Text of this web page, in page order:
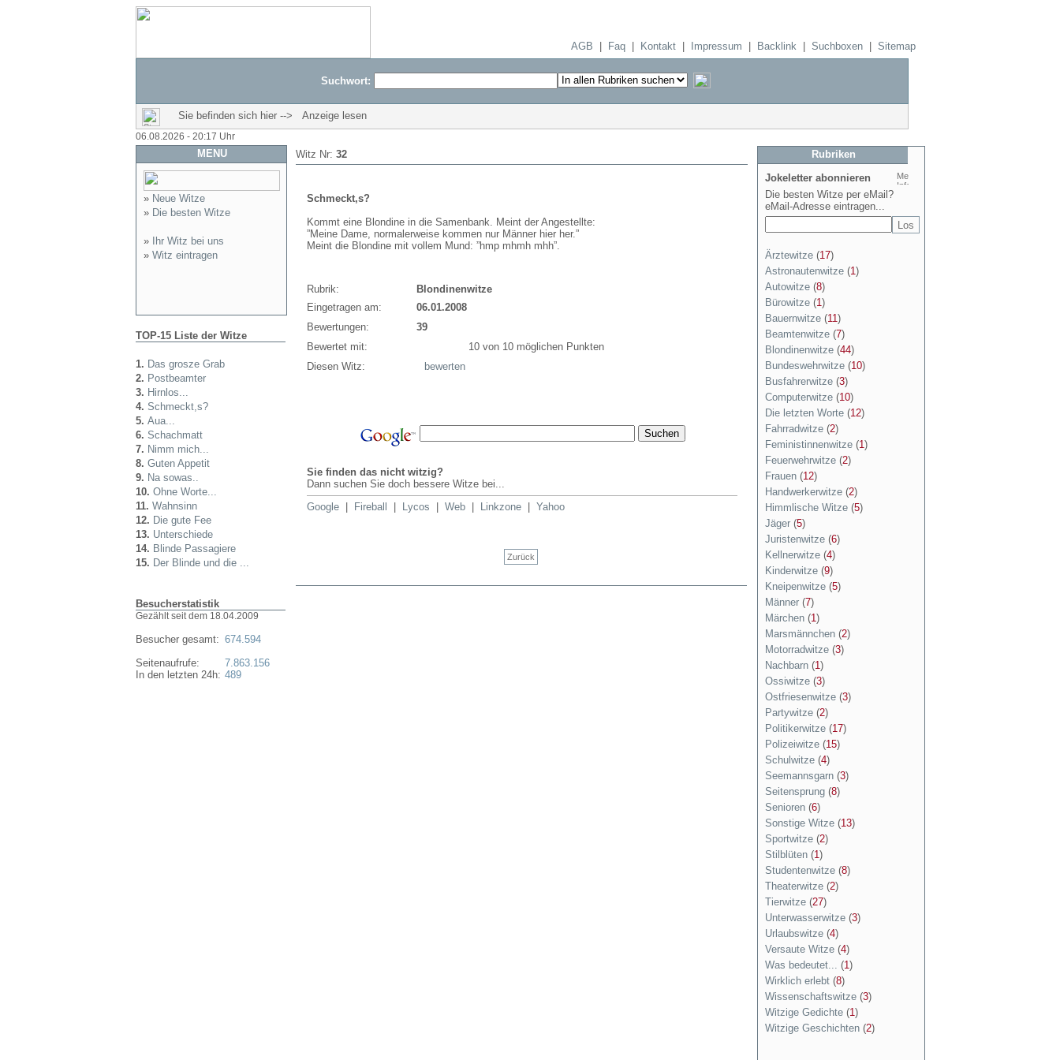
AGB Faq| Kontakt| Impressum Backlink| Suchboxen| Sitemap
Suchwort:
Sie befinden sich hier --> Anzeige lesen
06.08.2026 - 20:17 Uhr
MENU
» Neue Witze
» Die besten Witze
»
Ihr Witz bei uns
» Witz eintragen
TOP-15 Liste der Witze
1. Das grosze Grab
2. Postbeamter
3. Hirnlos...
4. Schmeckt,s?
5. Aua...
6. Schachmatt
7. Nimm mich...
8. Guten Appetit
9. Na sowas..
10. Ohne Worte...
11. Wahnsinn
12. Die gute Fee
13. Unterschiede
14. Blinde Passagiere
15. Der Blinde und die ...
Besucherstatistik
Gezählt seit dem 18.04.2009
Besucher gesamt:
Seitenaufrufe:
In den letzten 24h:
674.594
7.863.156
489
Witz Nr: 32
Schmeckt,s?
Kommt eine Blondine in die Samenbank. Meint der Angestellte:
”Meine Dame, normalerweise kommen nur Männer hier her.”
Meint die Blondine mit vollem Mund: ”hmp mhmh mhh”.
Rubrik:
Blondinenwitze
Eingetragen am:
06.01.2008
Bewertungen:
39
Bewertet mit:
10 von 10 möglichen Punkten
Diesen Witz:
bewerten
Sie finden das nicht witzig?
Dann suchen Sie doch bessere Witze bei...
Google| Fireball Lycos Web| Linkzone| Yahoo
Zurück
Rubriken
Jokeletter abonnieren
Die besten Witze per eMail?
eMail-Adresse eintragen...
Ärztewitze(17)
Astronautenwitze(1)
Autowitze(8)
Bürowitze(1)
Bauernwitze(11)
Beamtenwitze(7)
Blondinenwitze(44)
Bundeswehrwitze(10)
Busfahrerwitze(3)
Computerwitze(10)
Die letzten Worte(12)
Fahrradwitze(2)
Feministinnenwitze(1)
Feuerwehrwitze(2)
Frauen(12)
Handwerkerwitze(2)
Himmlische Witze(5)
Jäger(5)
Juristenwitze(6)
Kellnerwitze(4)
Kinderwitze(9)
Kneipenwitze(5)
Männer(7)
Märchen(1)
Marsmännchen(2)
Motorradwitze(3)
Nachbarn(1)
Ossiwitze(3)
Ostfriesenwitze(3)
Partywitze(2)
Politikerwitze(17)
Polizeiwitze(15)
Schulwitze(4)
Seemannsgarn(3)
Seitensprung(8)
Senioren(6)
Sonstige Witze(13)
Sportwitze(2)
Stilblüten(1)
Studentenwitze(8)
Theaterwitze(2)
Tierwitze(27)
Unterwasserwitze(3)
Urlaubswitze(4)
Versaute Witze(4)
Was bedeutet... (1)
Wirklich erlebt(8)
Wissenschaftswitze(3)
Witzige Gedichte(1)
Witzige Geschichten(2)